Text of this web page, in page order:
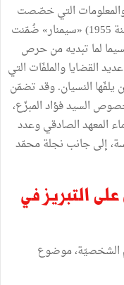
التيخصّصت
1955
)
«سيمنار» ضُمّنت
لما تبديهمنحرص
عديدالقضاياوالملفّات التي
يلفّها النسيان.وقدتضمّن
السيدفؤادالمبزّع،
المعهدالصادقيوعدد
إلىجانب نجلةمحمّد
على التبريز في
الشخصيّة،موضوع